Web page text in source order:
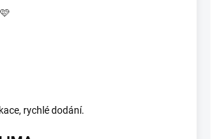
rychlé dodání.